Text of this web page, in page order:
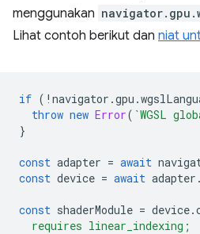
menggunakan
Lihat contoh berikut dan niat
if ( ! navigator .gpu .
throw new Error( `WGSL
}
const adapter = await
const device = await adapter .
const shaderModule = device.
  requires linear_indexing;